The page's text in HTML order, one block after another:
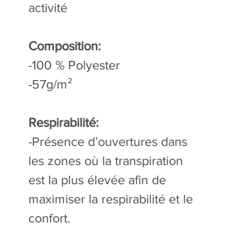
activité
Composition:
-100 % Polyester
-57g/m²
Respirabilité:
-Présence d’ouvertures dans
les zones où la transpiration
est la plus élevée afin de
maximiser la respirabilité et le
confort.